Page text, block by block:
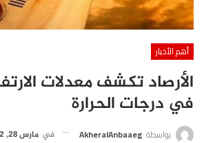
أهم الأخبار
الأرصاد تكشف معدلات
في درجات الحرارة
بواسطة AkheralAnbaaeg في مارس 28, 2022